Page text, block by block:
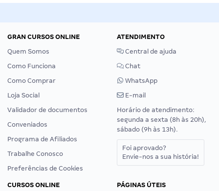
GRAN CURSOS ONLINE
Quem Somos
Como Funciona
Como Comprar
Loja Social
Validador de documentos
Conveniados
Programa de Afiliados
Trabalhe Conosco
Preferências de Cookies
ATENDIMENTO
Central de ajuda
Chat
WhatsApp
E-mail
Horário de atendimento:
segunda a sexta (8h às 20h),
sábado (9h às 13h).
Foi aprovado?
Envie-nos a sua história!
CURSOS ONLINE
PÁGINAS ÚTEIS